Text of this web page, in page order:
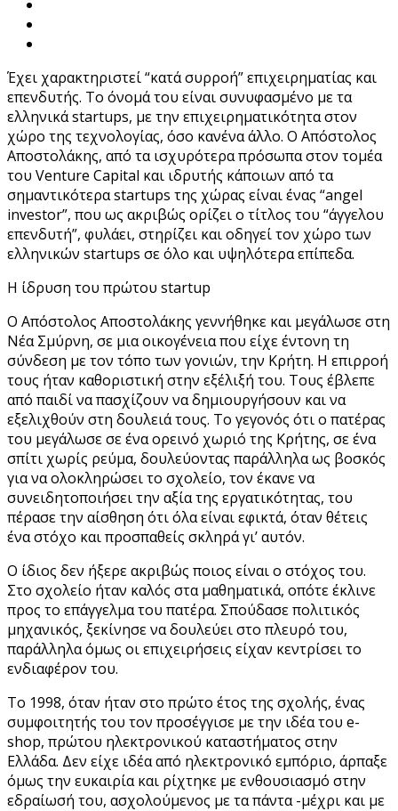
Έχει χαρακτηριστεί “κατά συρροή” επιχειρηματίας και
επενδυτής. Το όνομά του είναι συνυφασμένο με τα
ελληνικά startups, με την επιχειρηματικότητα στον
χώρο της τεχνολογίας, όσο κανένα άλλο. Ο Απόστολος
Αποστολάκης, από τα ισχυρότερα πρόσωπα στον τομέα
του Venture Capital και ιδρυτής κάποιων από τα
σημαντικότερα startups της χώρας είναι ένας “angel
investor”, που ως ακριβώς ορίζει ο τίτλος του “άγγελου
επενδυτή”, φυλάει, στηρίζει και οδηγεί τον χώρο των
ελληνικών startups σε όλο και υψηλότερα επίπεδα.
Η ίδρυση του πρώτου startup
Ο Απόστολος Αποστολάκης γεννήθηκε και μεγάλωσε στη
Νέα Σμύρνη, σε μια οικογένεια που είχε έντονη τη
σύνδεση με τον τόπο των γονιών, την Κρήτη. Η επιρροή
τους ήταν καθοριστική στην εξέλιξή του. Τους έβλεπε
από παιδί να πασχίζουν να δημιουργήσουν και να
εξελιχθούν στη δουλειά τους. Το γεγονός ότι ο πατέρας
του μεγάλωσε σε ένα ορεινό χωριό της Κρήτης, σε ένα
σπίτι χωρίς ρεύμα, δουλεύοντας παράλληλα ως βοσκός
για να ολοκληρώσει το σχολείο, τον έκανε να
συνειδητοποιήσει την αξία της εργατικότητας, του
πέρασε την αίσθηση ότι όλα είναι εφικτά, όταν θέτεις
ένα στόχο και προσπαθείς σκληρά γι’ αυτόν.
Ο ίδιος δεν ήξερε ακριβώς ποιος είναι ο στόχος του.
Στο σχολείο ήταν καλός στα μαθηματικά, οπότε έκλινε
προς το επάγγελμα του πατέρα. Σπούδασε πολιτικός
μηχανικός, ξεκίνησε να δουλεύει στο πλευρό του,
παράλληλα όμως οι επιχειρήσεις είχαν κεντρίσει το
ενδιαφέρον του.
Το 1998, όταν ήταν στο πρώτο έτος της σχολής, ένας
συμφοιτητής του τον προσέγγισε με την ιδέα του e-
shop, πρώτου ηλεκτρονικού καταστήματος στην
Ελλάδα. Δεν είχε ιδέα από ηλεκτρονικό εμπόριο, άρπαξε
όμως την ευκαιρία και ρίχτηκε με ενθουσιασμό στην
εδραίωσή του, ασχολούμενος με τα πάντα -μέχρι και με